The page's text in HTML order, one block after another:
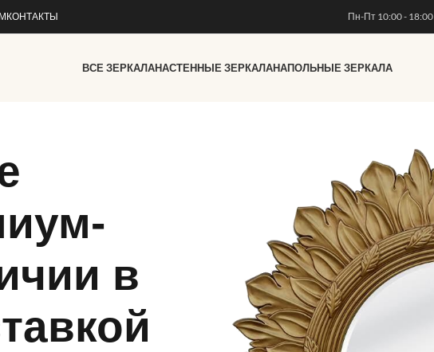
КОНТАКТЫ Пн-Пт 10:00 - 18:00
ВСЕ ЗЕРКАЛАНАСТЕННЫЕ ЗЕРКАЛАНАПОЛЬНЫЕ ЗЕРКАЛА
в